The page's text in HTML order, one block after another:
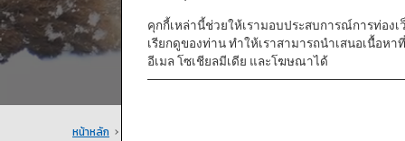
หน้าหลัก
คุกกี้เหล่านี้ช่วยให้เรามอบประสบการณ์การท่อง
เรียกดูของท่าน ทำให้เราสามารถนำเสนอเนื้อ
อีเมล โซเชียลมีเดีย และโฆษณาได้